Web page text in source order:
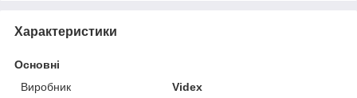
Характеристики
Основні
Виробник
Videx